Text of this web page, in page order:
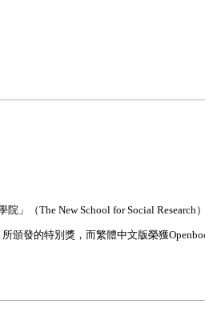
（The New School for Social Research
頒發的特別獎，而繁體中文版榮獲